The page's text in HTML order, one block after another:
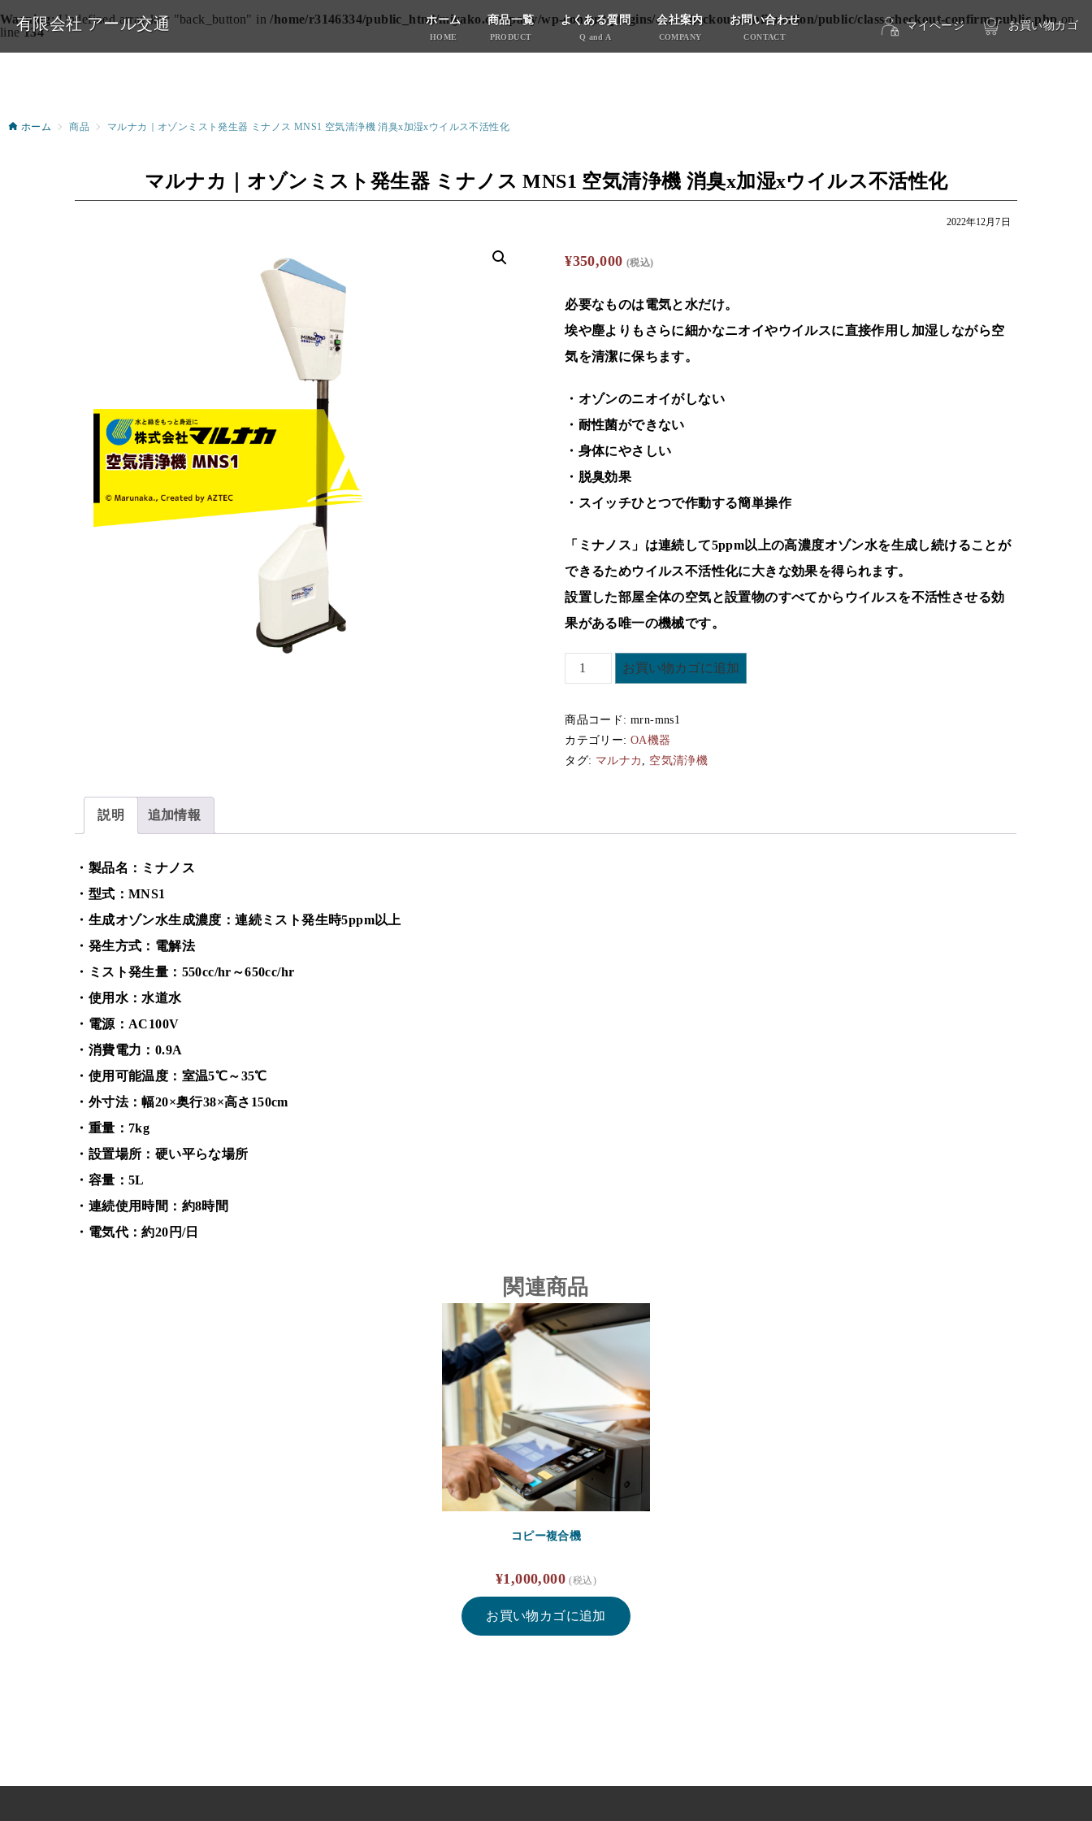
Warning: Undefined array key "back_button" in/home/r3146334/public_html/miyako.company/wp-content/plugins/cart-checkout-confirmation/public/class-checkout-confirm-public.php on
line134
有限会社 アール交通 ホーム
HOME
商品一覧
PRODUCT
よくある質問
Q and A
会社案内
COMPANY
お問い合わせ
CONTACT
マイページ お買い物カゴ
ホーム 商品 マルナカ｜オゾンミスト発生器 ミナノス MNS1 空気清浄機 消臭x加湿xウイルス不活性化
マルナカ｜オゾンミスト発生器 ミナノス MNS1 空気清浄機 消臭x加湿xウイルス不活性化
2022年12月7日
¥350,000 (税込)
必要なものは電気と水だけ。
埃や塵よりもさらに細かなニオイやウイルスに直接作用し加湿しながら空
気を清潔に保ちます。
・オゾンのニオイがしない
・耐性菌ができない
・身体にやさしい
・脱臭効果
・スイッチひとつで作動する簡単操作
「ミナノス」は連続して5ppm以上の高濃度オゾン水を生成し続けることが
できるためウイルス不活性化に大きな効果を得られます。
設置した部屋全体の空気と設置物のすべてからウイルスを不活性させる効
果がある唯一の機械です。
ル
｜
加
湿
x
ウ
ス
不
活
性
化
個
お買い物カゴに追加
商品コード: mrn-mns1
カテゴリー: OA機器
タグ: マルナカ , 空気清浄機
説明 追加情報
・製品名：ミナノス
・型式：MNS1
・生成オゾン水生成濃度：連続ミスト発生時5ppm以上
・発生方式：電解法
・ミスト発生量：550cc/hr～650cc/hr
・使用水：水道水
・電源：AC100V
・消費電力：0.9A
・使用可能温度：室温5℃～35℃
・外寸法：幅20×奥行38×高さ150cm
・重量：7kg
・設置場所：硬い平らな場所
・容量：5L
・連続使用時間：約8時間
・電気代：約20円/日
関連商品
コピー複合機
¥1,000,000 (税込)
お買い物カゴに追加